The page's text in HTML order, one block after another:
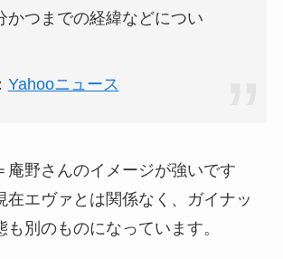
かつまでの経緯などについ
Yahooニュース
庵野さんのイメージが強いです
在エヴァとは関係なく、ガイナッ
も別のものになっています。